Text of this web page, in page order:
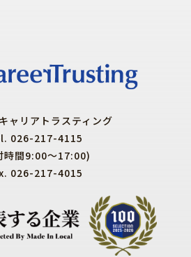
ャリアトラスティング
026-217-4115
時間9:00～17:00)
026-217-4015